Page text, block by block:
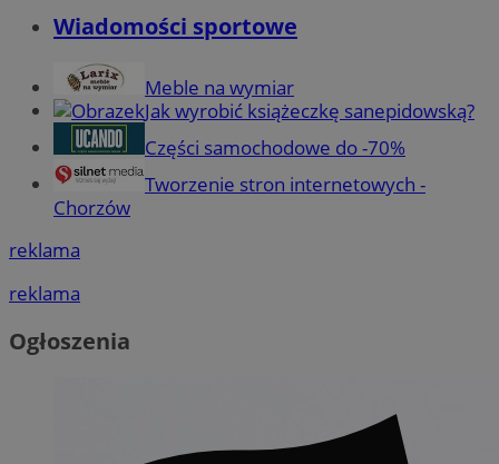
Wiadomości sportowe
Meble na wymiar
Jak wyrobić książeczkę sanepidowską?
Części samochodowe do -70%
Tworzenie stron internetowych -
Chorzów
reklama
reklama
Ogłoszenia